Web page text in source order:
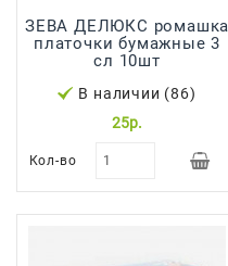
Сад И
Огород
Средства
Средства Для
Машин
ЗЕВА ДЕЛЮКС ромашка
платочки бумажные 3
сл 10шт
В наличии (86)
25р.
Кол-во